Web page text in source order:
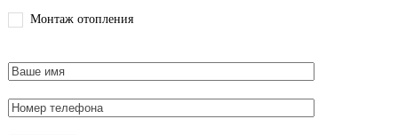
Монтаж отопления